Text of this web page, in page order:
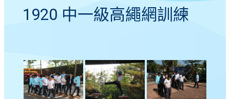
1920 中一級高繩網訓練